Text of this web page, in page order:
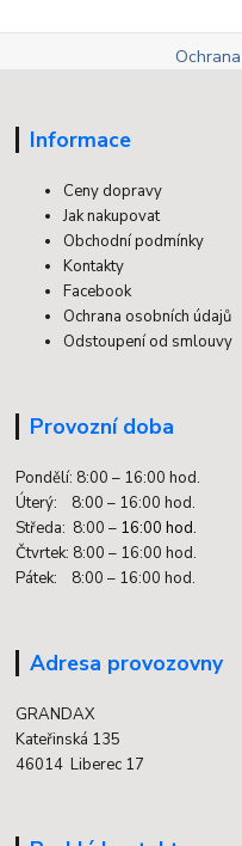
Informace
Ceny dopravy
Jak nakupovat
Obchodní podmínky
Kontakty
Facebook
Ochrana osobních údajů
Odstoupení od smlouvy
Provozní doba
Pondělí: 8:00 – 16:00 hod.
Úterý: 8:00 – 16:00 hod.
Středa: 8:00 – 16:00 hod.
Čtvrtek: 8:00 – 16:00 hod.
Pátek: 8:00 – 16:00 hod.
Adresa provozovny
GRANDAX
Kateřinská 135
46014 Liberec 17